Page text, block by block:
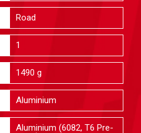
Road
1
1490 g
Aluminium
Aluminium (6082, T6 Pre-